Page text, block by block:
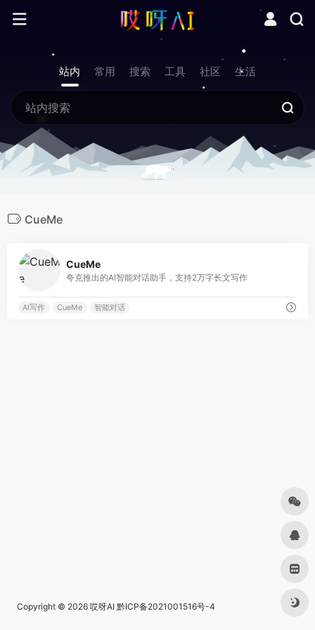
站内 常用 搜索 工具 社区 生活
CueMe
CueMe
夸克推出的AI智能对话助手，支持2万字长文写作
AI写作 CueMe 智能对话
Copyright © 2026 哎呀AI 黔ICP备2021001516号-4